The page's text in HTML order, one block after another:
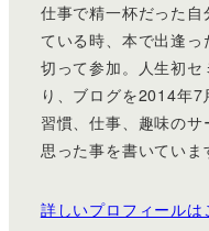
仕事で精一杯だった
ている時、本で出逢
切って参加。人生初
り、ブログを2014年
習慣、仕事、趣味の
思った事を書いていま
詳しいプロフィールは